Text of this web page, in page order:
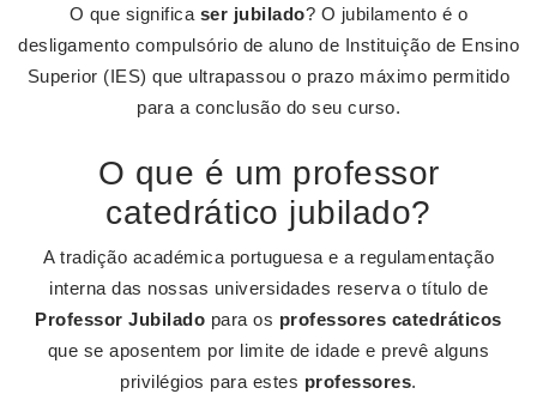
O que significa ser jubilado? O jubilamento é o
desligamento compulsório de aluno de Instituição de Ensino
Superior (IES) que ultrapassou o prazo máximo permitido
para a conclusão do seu curso.
O que é um professor
catedrático jubilado?
A tradição académica portuguesa e a regulamentação
interna das nossas universidades reserva o título de
Professor Jubilado para os professores catedráticos
que se aposentem por limite de idade e prevê alguns
privilégios para estes professores.